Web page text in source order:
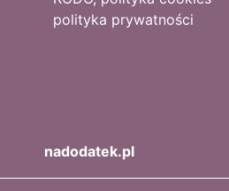
polityka prywatności
nadodatek.pl